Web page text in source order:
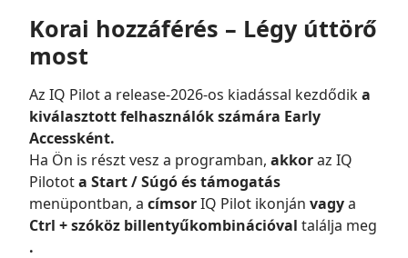
Korai hozzáférés – Légy úttörő
most
Az IQ Pilot a release-2026-os kiadással kezdődika
kiválasztott felhasználók számára Early
Accessként.
Ha Ön is részt vesz a programban, akkoraz IQ
Pilotota Start / Súgó és támogatás
menüpontban, a címsorIQ Pilot ikonján vagya
Ctrl + szóköz billentyűkombinációval találja meg
.